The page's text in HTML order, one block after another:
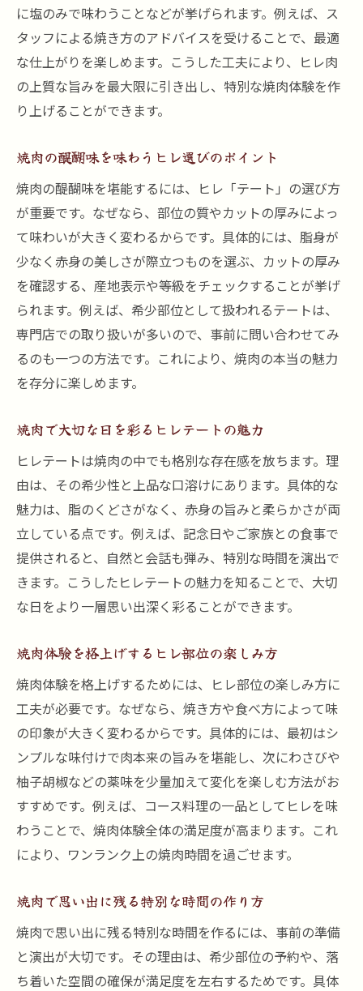
に塩のみで味わうことなどが挙げられます。例えば、ス
タッフによる焼き方のアドバイスを受けることで、最適
な仕上がりを楽しめます。こうした工夫により、ヒレ肉
の上質な旨みを最大限に引き出し、特別な焼肉体験を作
り上げることができます。
焼肉の醍醐味を味わうヒレ選びのポイント
焼肉の醍醐味を堪能するには、ヒレ「テート」の選び方
が重要です。なぜなら、部位の質やカットの厚みによっ
て味わいが大きく変わるからです。具体的には、脂身が
少なく赤身の美しさが際立つものを選ぶ、カットの厚み
を確認する、産地表示や等級をチェックすることが挙げ
られます。例えば、希少部位として扱われるテートは、
専門店での取り扱いが多いので、事前に問い合わせてみ
るのも一つの方法です。これにより、焼肉の本当の魅力
を存分に楽しめます。
焼肉で大切な日を彩るヒレテートの魅力
ヒレテートは焼肉の中でも格別な存在感を放ちます。理
由は、その希少性と上品な口溶けにあります。具体的な
魅力は、脂のくどさがなく、赤身の旨みと柔らかさが両
立している点です。例えば、記念日やご家族との食事で
提供されると、自然と会話も弾み、特別な時間を演出で
きます。こうしたヒレテートの魅力を知ることで、大切
な日をより一層思い出深く彩ることができます。
焼肉体験を格上げするヒレ部位の楽しみ方
焼肉体験を格上げするためには、ヒレ部位の楽しみ方に
工夫が必要です。なぜなら、焼き方や食べ方によって味
の印象が大きく変わるからです。具体的には、最初はシ
ンプルな味付けで肉本来の旨みを堪能し、次にわさびや
柚子胡椒などの薬味を少量加えて変化を楽しむ方法がお
すすめです。例えば、コース料理の一品としてヒレを味
わうことで、焼肉体験全体の満足度が高まります。これ
により、ワンランク上の焼肉時間を過ごせます。
焼肉で思い出に残る特別な時間の作り方
焼肉で思い出に残る特別な時間を作るには、事前の準備
と演出が大切です。その理由は、希少部位の予約や、落
ち着いた空間の確保が満足度を左右するためです。具体